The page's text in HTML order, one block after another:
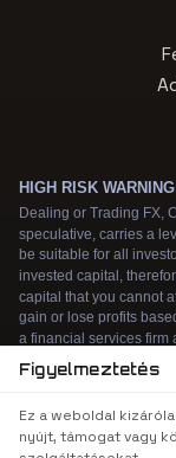
experience. By
agree to our use
Figyelmeztetés
Ez a weboldal
nyújt, támogat vagy